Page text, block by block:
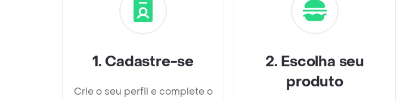
1. Cadastre-se
Crie o seu perfil e complete o
2. Escolha seu
produto